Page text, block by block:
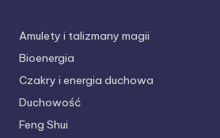
Amulety i talizmany magii
Bioenergia
Czakry i energia duchowa
Duchowość
Feng Shui